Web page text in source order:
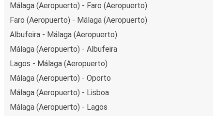
Málaga (Aeropuerto) - Faro (Aeropuerto)
Faro (Aeropuerto) - Málaga (Aeropuerto)
Albufeira - Málaga (Aeropuerto)
Málaga (Aeropuerto) - Albufeira
Lagos - Málaga (Aeropuerto)
Málaga (Aeropuerto) - Oporto
Málaga (Aeropuerto) - Lisboa
Málaga (Aeropuerto) - Lagos